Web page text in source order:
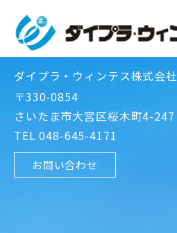
ダイプラ・ウィンテス株式会社
〒330-0854
さいたま市大宮区桜木町4-
TEL 048-645-4171
お問い合わせ